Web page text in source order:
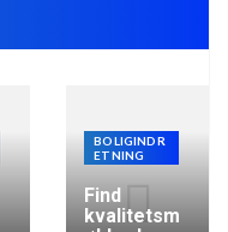
BOLIGINDR
ETNING
Find
kvalitetsm